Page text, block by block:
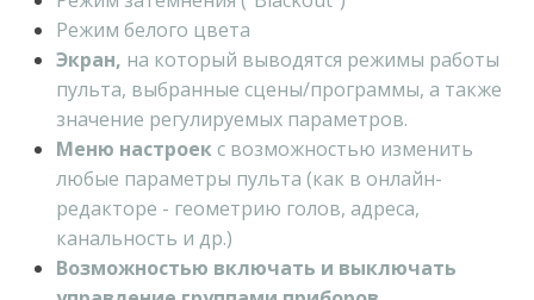
Режим белого цвета
Экран, на который выводятся режимы работы
пульта, выбранные сцены/программы, а также
значение регулируемых параметров.
Меню настроекс возможностью изменить
любые параметры пульта (как в онлайн-
редакторе - геометрию голов, адреса,
канальность и др.)
Возможностью включать и выключать